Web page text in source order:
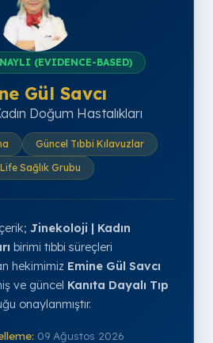
(EVIDENCE-BASED)
Gül Savcı
Doğum Hastalıkları
Güncel Tıbbi Kılavuzlar
Sağlık Grubu
Jinekoloji | Kadın
birimi tıbbi süreçleri
hekimimiz Emine Gül Savcı
ve güncel Kanıta Dayalı Tıp
onaylanmıştır.
09 Ağustos 2026